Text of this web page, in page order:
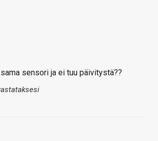
sensori ja ei tuu päivitystä??